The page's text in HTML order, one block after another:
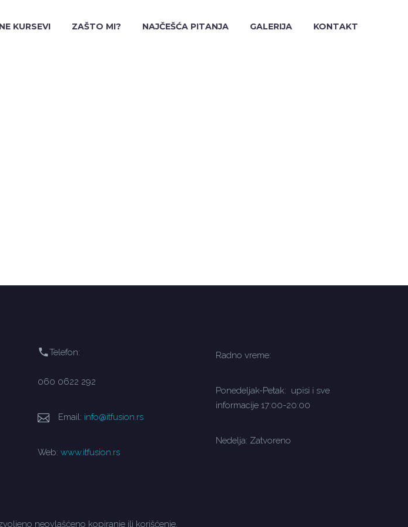
KURSEVI ZAŠTO MI? NAJČEŠĆA PITANJA GALERIJA KONTAKT
Telefon:
060 0622 292
Email: info@itfusion.rs
Web: www.itfusion.rs
Radno vreme:
Ponedeljak-Petak: upisi i sve
informacije 17:00-20:00
Nedelja: Zatvoreno
neovlašćeno kopiranje ili korišćenje.